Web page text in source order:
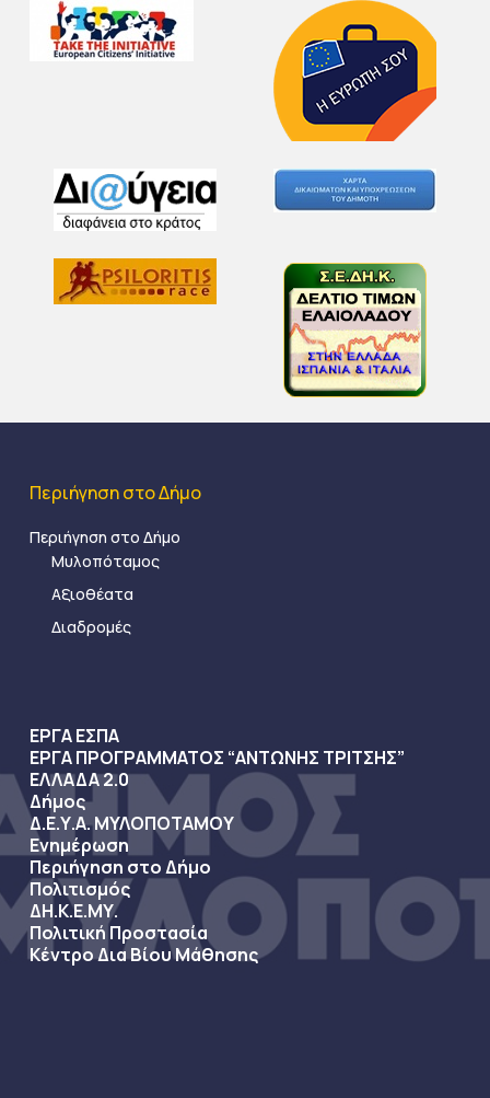
Περιήγηση στο Δήμο
Περιήγηση στο Δήμο
Μυλοπόταμος
Αξιοθέατα
Διαδρομές
ΕΡΓΑ ΕΣΠΑ
ΕΡΓΑ ΠΡΟΓΡΑΜΜΑΤΟΣ “ΑΝΤΩΝΗΣ ΤΡΙΤΣΗΣ”
ΕΛΛΑΔΑ 2.0
Δήμος
Δ.Ε.Υ.Α. ΜΥΛΟΠΟΤΑΜΟΥ
Ενημέρωση
Περιήγηση στο Δήμο
Πολιτισμός
ΔΗ.Κ.Ε.ΜΥ.
Πολιτική Προστασία
Κέντρο Δια Βίου Μάθησης